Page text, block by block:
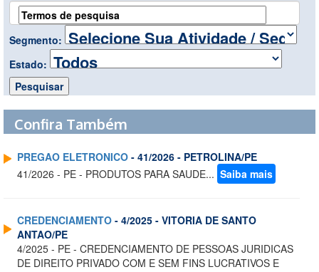
Segmento:
Estado:
Confira Também
PREGAO ELETRONICO - 41/2026 - PETROLINA/PE
41/2026 - PE - PRODUTOS PARA SAUDE... Saiba mais
CREDENCIAMENTO - 4/2025 - VITORIA DE SANTO
ANTAO/PE
4/2025 - PE - CREDENCIAMENTO DE PESSOAS JURIDICAS
DE DIREITO PRIVADO COM E SEM FINS LUCRATIVOS E